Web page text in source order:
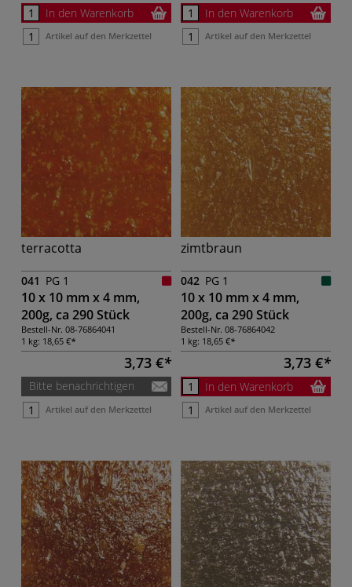
In den Warenkorb
Artikel auf den Merkzettel
In den Warenkorb
Artikel auf den Merkzettel
terracotta
041 PG 1
10 x 10 mm x 4 mm,
200g, ca 290 Stück
Bestell-Nr. 08-76864041
1 kg: 18,65 €
3,73 €
Bitte benachrichtigen
Artikel auf den Merkzettel
zimtbraun
042 PG 1
10 x 10 mm x 4 mm,
200g, ca 290 Stück
Bestell-Nr. 08-76864042
1 kg: 18,65 €
3,73 €
In den Warenkorb
Artikel auf den Merkzettel